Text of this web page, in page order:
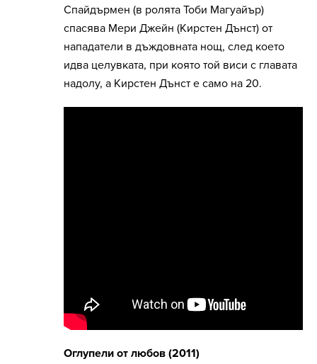
Спайдърмен (в ролята Тоби Магуайър)
спасява Мери Джейн (Кирстен Дънст) от
нападатели в дъждовната нощ, след което
идва целувката, при която той виси с главата
надолу, а Кирстен Дънст е само на 20.
Оглупели от любов (2011)